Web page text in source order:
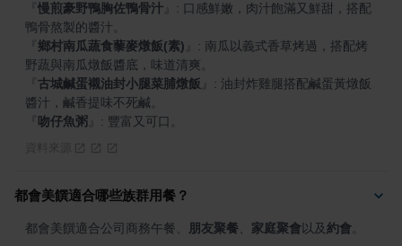
慢煎豪野鴨胸佐鴨骨汁
: 口感鮮嫩，肉汁飽滿又鮮甜，搭配
鄉村南瓜蔬食藜麥燉飯(素)
: 南瓜以義式香草烤過，搭配烤
古城鹹蛋襯油封小腿菜脯燉飯
: 油封炸雞腿搭配鹹蛋黃燉飯
吻仔魚粥 : 豐富又可口。
都會美饌適合哪些族群用餐？
都會美饌適合公司商務午餐、 朋友聚餐 家庭聚會以及約會